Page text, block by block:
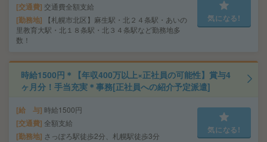
交通費 交通費全額支給
勤務地
【札幌市北区】麻生駅・北２４条駅・あいの
里教育大駅・北１８条駅・北３４条駅など勤務地多
数！
気になる!
時給1500円＊【年収400万以上×正社員の可能性】賞与4
ヶ月分！手当充実＊事務[正社員への紹介予定派遣]
給 与 時給1500円
交通費 全額支給
勤務地 さっぽろ駅徒歩2分、札幌駅徒歩3分
気になる!